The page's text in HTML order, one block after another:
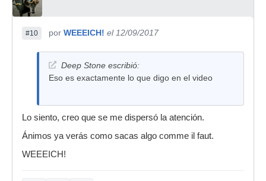
#10 por WEEEICH! el 12/09/2017
Deep Stone escribió:
Eso es exactamente lo que digo en el video
Lo siento, creo que se me dispersó la atención.
Ánimos ya verás como sacas algo comme il faut.
WEEEICH!